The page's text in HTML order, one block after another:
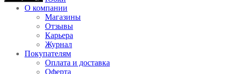
О компании
Магазины
Отзывы
Карьера
Журнал
Покупателям
Оплата и доставка
Оферта